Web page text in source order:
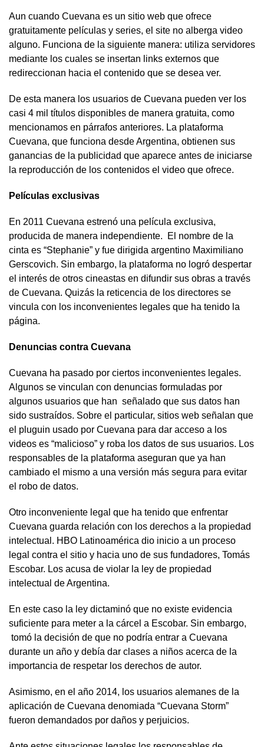
Aun cuando Cuevana es un sitio web que ofrece
gratuitamente películas y series, el site no alberga video
alguno. Funciona de la siguiente manera: utiliza servidores
mediante los cuales se insertan links externos que
redireccionan hacia el contenido que se desea ver.
De esta manera los usuarios de Cuevana pueden ver los
casi 4 mil títulos disponibles de manera gratuita, como
mencionamos en párrafos anteriores. La plataforma
Cuevana, que funciona desde Argentina, obtienen sus
ganancias de la publicidad que aparece antes de iniciarse
la reproducción de los contenidos el video que ofrece.
Películas exclusivas
En 2011 Cuevana estrenó una película exclusiva,
producida de manera independiente. El nombre de la
cinta es “Stephanie” y fue dirigida argentino Maximiliano
Gerscovich. Sin embargo, la plataforma no logró despertar
el interés de otros cineastas en difundir sus obras a través
de Cuevana. Quizás la reticencia de los directores se
vincula con los inconvenientes legales que ha tenido la
página.
Denuncias contra Cuevana
Cuevana ha pasado por ciertos inconvenientes legales.
Algunos se vinculan con denuncias formuladas por
algunos usuarios que han señalado que sus datos han
sido sustraídos. Sobre el particular, sitios web señalan que
el pluguin usado por Cuevana para dar acceso a los
videos es “malicioso” y roba los datos de sus usuarios. Los
responsables de la plataforma aseguran que ya han
cambiado el mismo a una versión más segura para evitar
el robo de datos.
Otro inconveniente legal que ha tenido que enfrentar
Cuevana guarda relación con los derechos a la propiedad
intelectual. HBO Latinoamérica dio inicio a un proceso
legal contra el sitio y hacia uno de sus fundadores, Tomás
Escobar. Los acusa de violar la ley de propiedad
intelectual de Argentina.
En este caso la ley dictaminó que no existe evidencia
suficiente para meter a la cárcel a Escobar. Sin embargo,
tomó la decisión de que no podría entrar a Cuevana
durante un año y debía dar clases a niños acerca de la
importancia de respetar los derechos de autor.
Asimismo, en el año 2014, los usuarios alemanes de la
aplicación de Cuevana denomiada “Cuevana Storm”
fueron demandados por daños y perjuicios.